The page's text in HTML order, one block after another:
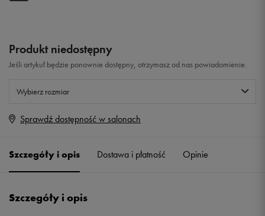
Produkt niedostępny
Jeśli artykuł będzie ponownie dostępny, otrzymasz od nas powiadomienie.
Wybierz rozmiar
Rozmiary EU
41 1/3
Sprawdź dostępność w salonach
Szczegóły i opis Dostawa i płatność Opinie
Szczegóły i opis